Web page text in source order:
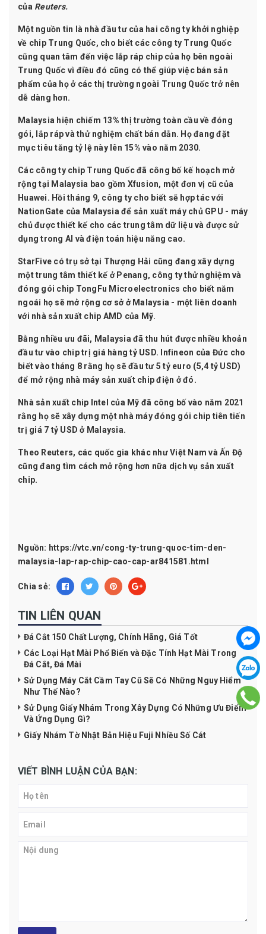
của Reuters.
Một nguồn tin là nhà đầu tư của hai công ty khởi nghiệp
về chip Trung Quốc, cho biết các công ty Trung Quốc
cũng quan tâm đến việc lắp ráp chip của họ bên ngoài
Trung Quốc vì điều đó cũng có thể giúp việc bán sản
phẩm của họ ở các thị trường ngoài Trung Quốc trở nên
dễ dàng hơn.
Malaysia hiện chiếm 13% thị trường toàn cầu về đóng
gói, lắp ráp và thử nghiệm chất bán dẫn. Họ đang đặt
mục tiêu tăng tỷ lệ này lên 15% vào năm 2030.
Các công ty chip Trung Quốc đã công bố kế hoạch mở
rộng tại Malaysia bao gồm Xfusion, một đơn vị cũ của
Huawei. Hồi tháng 9, công ty cho biết sẽ hợp tác với
NationGate của Malaysia để sản xuất máy chủ GPU - máy
chủ được thiết kế cho các trung tâm dữ liệu và được sử
dụng trong AI và điện toán hiệu năng cao.
StarFive có trụ sở tại Thượng Hải cũng đang xây dựng
một trung tâm thiết kế ở Penang, công ty thử nghiệm và
đóng gói chip TongFu Microelectronics cho biết năm
ngoái họ sẽ mở rộng cơ sở ở Malaysia - một liên doanh
với nhà sản xuất chip AMD của Mỹ.
Bằng nhiều ưu đãi, Malaysia đã thu hút được nhiều khoản
đầu tư vào chip trị giá hàng tỷ USD. Infineon của Đức cho
biết vào tháng 8 rằng họ sẽ đầu tư 5 tỷ euro (5,4 tỷ USD)
để mở rộng nhà máy sản xuất chip điện ở đó.
Nhà sản xuất chip Intel của Mỹ đã công bố vào năm 2021
rằng họ sẽ xây dựng một nhà máy đóng gói chip tiên tiến
trị giá 7 tỷ USD ở Malaysia.
Theo Reuters, các quốc gia khác như Việt Nam và Ấn Độ
cũng đang tìm cách mở rộng hơn nữa dịch vụ sản xuất
chip.
Nguồn: https://vtc.vn/cong-ty-trung-quoc-tim-den-
malaysia-lap-rap-chip-cao-cap-ar841581.html
Chia sẻ:
TIN LIÊN QUAN
Đá Cắt 150 Chất Lượng, Chính Hãng, Giá Tốt
Các Loại Hạt Mài Phổ Biến và Đặc Tính Hạt Mài Trong
Đá Cắt, Đá Mài
Sử Dụng Máy Cắt Cầm Tay Cũ Sẽ Có Những Nguy Hiểm
Như Thế Nào?
Sử Dụng Giấy Nhám Trong Xây Dựng Có Những Ưu Điểm
Và Ứng Dụng Gì?
Giấy Nhám Tờ Nhật Bản Hiệu Fuji Nhiều Số Cát
VIẾT BÌNH LUẬN CỦA BẠN: